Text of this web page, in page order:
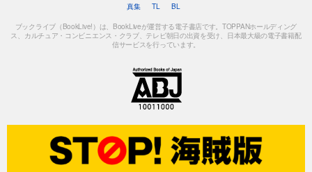
真集
TL BL
ブックライブ（BookLive!）は、BookLiveが運営する電子書店です。TOPPANホールディング
ス、カルチュア・コンビニエンス・クラブ、テレビ朝日の出資を受け、日本最大級の電子書籍配
信サービスを行っています。